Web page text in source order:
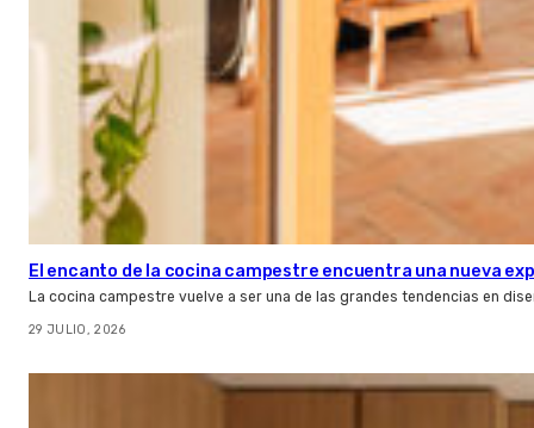
El encanto de la cocina campestre encuentra una nueva
La cocina campestre vuelve a ser una de las grandes tendencias en
29 JULIO, 2026